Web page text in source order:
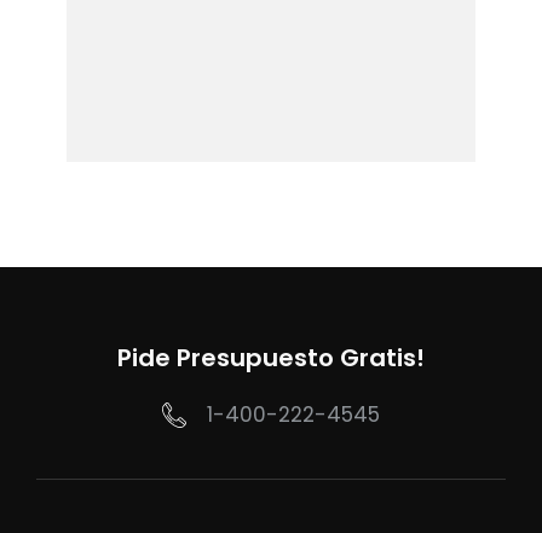
Pide Presupuesto Gratis!
1-400-222-4545